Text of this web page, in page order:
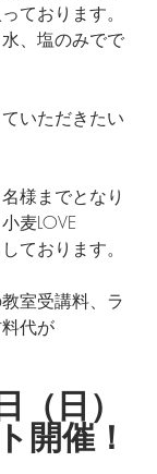
ております。
、塩のみでで
いただきたい
様までとなり
麦LOVE
ております。
室受講料、ラ
代が
（日）
開催！